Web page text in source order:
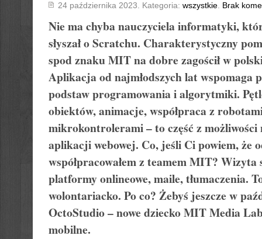
24 października 2023. Kategoria: wszystkie. Brak
Nie ma chyba nauczyciela informatyki,
słyszał o Scratchu. Charakterystyczny
spod znaku MIT na dobre zagościł w
Aplikacja od najmłodszych lat wspomaga
podstaw programowania i algorytmiki.
obiektów, animacje, współpraca z
mikrokontrolerami – to część z
aplikacji webowej. Co, jeśli Ci powiem, że
współpracowałem z teamem MIT?
platformy onlineowe, maile, tłumaczenia.
wolontariacko. Po co? Żebyś jeszcze w
OctoStudio – nowe dziecko MIT Media
mobilne.